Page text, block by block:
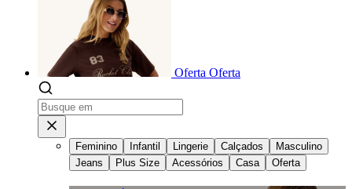
Oferta Oferta
Feminino Infantil Lingerie Calçados
Masculino
Jeans
Plus Size Acessórios Casa Oferta